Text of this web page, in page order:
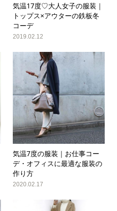
気温17度♡大人女子の服装｜
トップス×アウターの鉄板冬
コーデ
2019.02.12
気温7度の服装｜お仕事コー
デ・オフィスに最適な服装の
作り方
2020.02.17